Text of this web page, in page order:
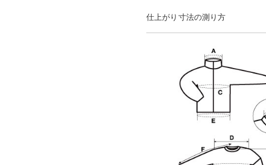
仕上がり寸法の測り方